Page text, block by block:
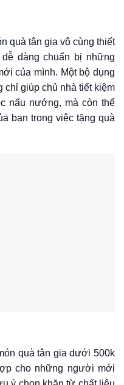
quà tân gia vô cùng thiết
dàng chuẩn bị những
của mình. Một bộ dụng
chỉ giúp chủ nhà tiết kiệm
nấu nướng, mà còn thể
bạn trong việc tặng quà
quà tân gia dưới 500k
cho những người mới